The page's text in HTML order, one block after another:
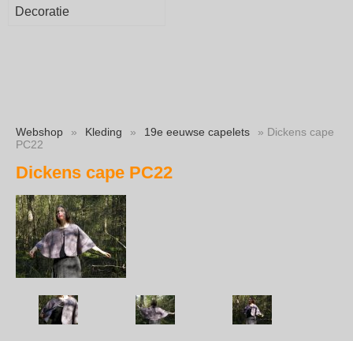
Decoratie
Webshop » Kleding » 19e eeuwse capelets
» Dickens cape
PC22
Dickens cape PC22